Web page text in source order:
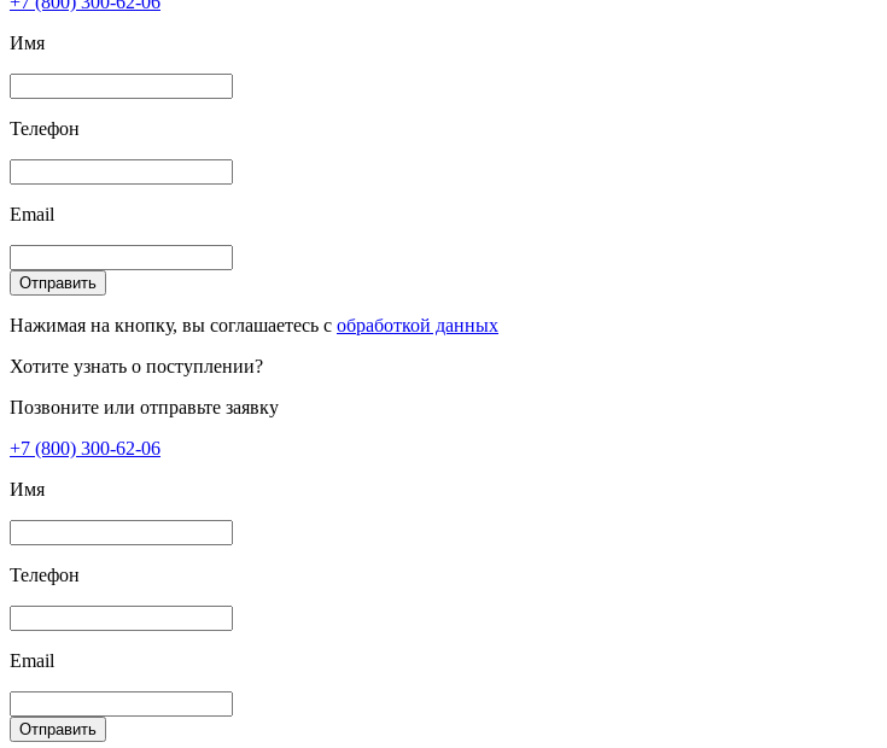
Имя
Телефон
Email
Отправить
Нажимая на кнопку, вы соглашаетесь с обработкой данных
Хотите узнать о поступлении?
Позвоните или отправьте заявку
+7 (800) 300-62-06
Имя
Телефон
Email
Отправить